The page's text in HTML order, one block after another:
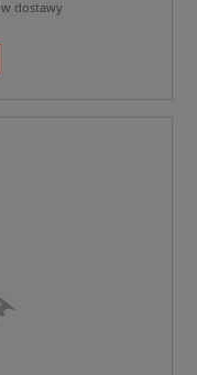
dostawy